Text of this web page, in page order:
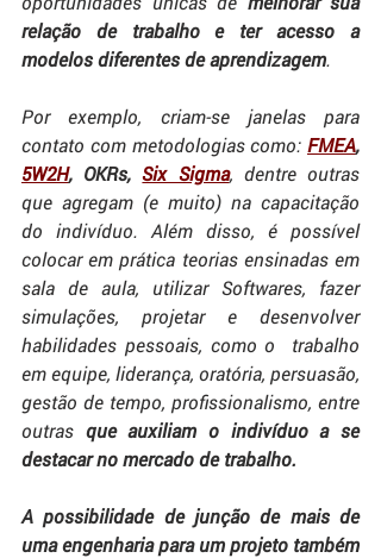
relação de trabalho e ter acesso a
modelos diferentes de aprendizagem.
Por exemplo, criam-se janelas para
contato com metodologias como: FMEA
5W2H, OKRs, Six Sigma, dentre outras
que agregam (e muito) na capacitação
do indivíduo. Além disso, é possível
colocar em prática teorias ensinadas em
sala de aula, utilizar Softwares, fazer
simulações, projetar e desenvolver
habilidades pessoais, como o
trabalho
em equipe, liderança, oratória, persuasão,
gestão de tempo, profissionalismo, entre
outras que auxiliam o indivíduo a se
destacar no mercado de trabalho.
A possibilidade de junção de mais de
uma engenharia para um projeto também